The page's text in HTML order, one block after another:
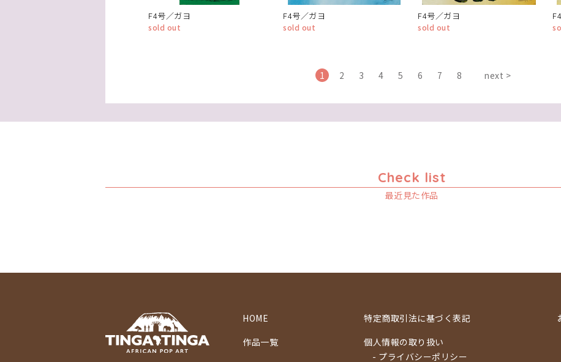
F4号／ガヨ
sold out
F4号／ガヨ
sold out
F4号／ガヨ
sold out
1 2 3 4 5 6 7 8 next >
Check list
最近見た作品
HOME
作品一覧
特定商取引法に基づく表記
個人情報の取り扱い
- プライバシーポリシー